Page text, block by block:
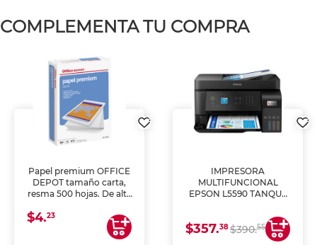
COMPLEMENTA TU COMPRA
Papel premium OFFICE
DEPOT tamaño carta,
resma 500 hojas. De alta
uniforme, ideal para
impresoras de inyección
de tinta y láser,
$4.23
IMPRESORA
MULTIFUNCIONAL
EPSON L5590 TANQUE
COPIA Y ESCANEA)
$357.38$390.55